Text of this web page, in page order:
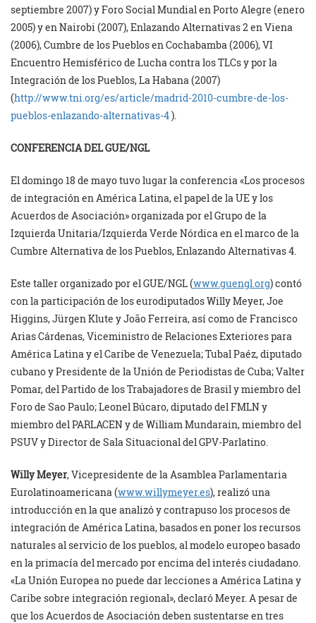
septiembre 2007) y Foro Social Mundial en Porto Alegre (enero
2005) y en Nairobi (2007), Enlazando Alternativas 2 en Viena
(2006), Cumbre de los Pueblos en Cochabamba (2006), VI
Encuentro Hemisférico de Lucha contra los TLCs y por la
Integración de los Pueblos, La Habana (2007)
(http://www.tni.org/es/article/madrid-2010-cumbre-de-los-
pueblos-enlazando-alternativas-4).
CONFERENCIA DEL GUE/NGL
El domingo 18 de mayo tuvo lugar la conferencia «Los procesos
de integración en América Latina, el papel de la UE y los
Acuerdos de Asociación» organizada por el Grupo de la
Izquierda Unitaria/Izquierda Verde Nórdica en el marco de la
Cumbre Alternativa de los Pueblos, Enlazando Alternativas 4.
Este taller organizado por el GUE/NGL (www.guengl.org) contó
con la participación de los eurodiputados Willy Meyer, Joe
Higgins, Jürgen Klute y João Ferreira, así como de Francisco
Arias Cárdenas, Viceministro de Relaciones Exteriores para
América Latina y el Caribe de Venezuela; Tubal Paéz, diputado
cubano y Presidente de la Unión de Periodistas de Cuba; Valter
Pomar, del Partido de los Trabajadores de Brasil y miembro del
Foro de Sao Paulo; Leonel Búcaro, diputado del FMLN y
miembro del PARLACEN y de William Mundarain, miembro del
PSUV y Director de Sala Situacional del GPV-Parlatino.
Willy Meyer, Vicepresidente de la Asamblea Parlamentaria
Eurolatinoamericana (www.willymeyer.es), realizó una
introducción en la que analizó y contrapuso los procesos de
integración de América Latina, basados en poner los recursos
naturales al servicio de los pueblos, al modelo europeo basado
en la primacía del mercado por encima del interés ciudadano.
«La Unión Europea no puede dar lecciones a América Latina y
Caribe sobre integración regional», declaró Meyer. A pesar de
que los Acuerdos de Asociación deben sustentarse en tres